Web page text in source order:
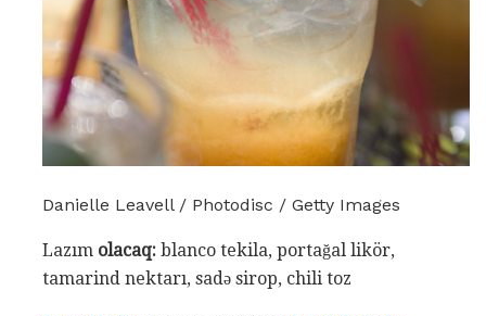
Danielle Leavell / Photodisc / Getty Images
Lazım olacaq: blanco tekila, portağal likör,
tamarind nektarı, sadə sirop, chili toz